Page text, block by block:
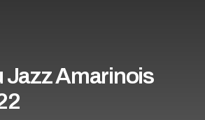
Jazz Amarinois